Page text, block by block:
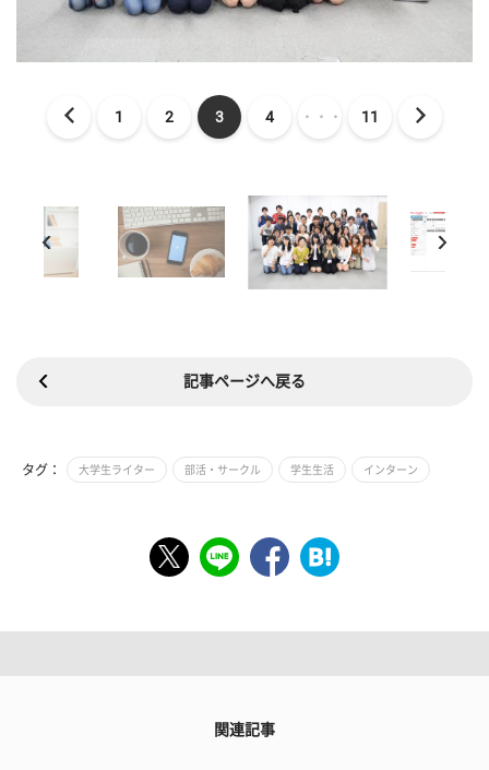
1 2 3 4 ・・・ 11
記事ページへ戻る
タグ： 大学生ライター 部活・サークル 学生生活 インターン
関連記事